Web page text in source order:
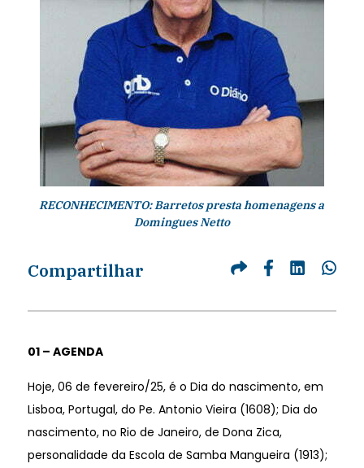
RECONHECIMENTO: Barretos presta homenagens a
Domingues Netto
Compartilhar
01 – AGENDA
Hoje, 06 de fevereiro/25, é o Dia do nascimento, em
Lisboa, Portugal, do Pe. Antonio Vieira (1608); Dia do
nascimento, no Rio de Janeiro, de Dona Zica,
personalidade da Escola de Samba Mangueira (1913);